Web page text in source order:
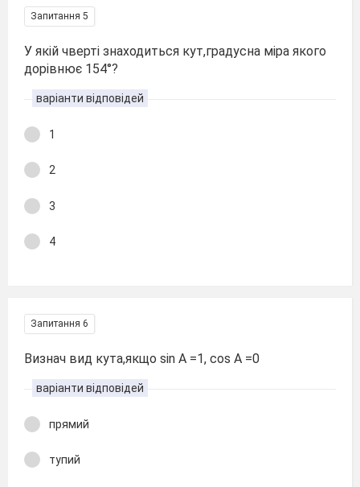
Запитання 5
У якій чверті знаходиться кут,градусна міра якого
дорівнює 154°?
варіанти відповідей
1
2
3
4
Запитання 6
Визнач вид кута,якщо sin A =1, cos A =0
варіанти відповідей
прямий
тупий